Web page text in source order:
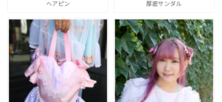
ヘアピン 厚底サンダル